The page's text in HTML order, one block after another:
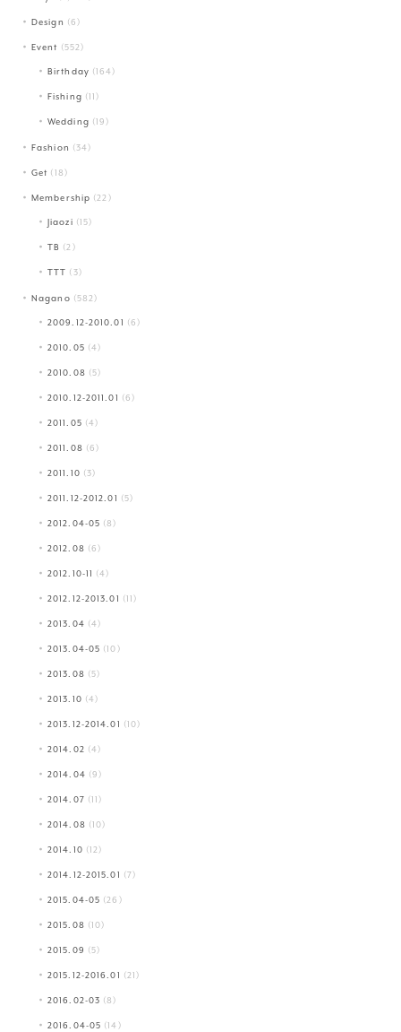
Design (6)
Event (552)
Birthday (164)
Fishing (11)
Wedding (19)
Fashion (34)
Get (18)
Membership (22)
Jiaozi (15)
TB (2)
TTT (3)
Nagano (582)
2009.12-2010.01 (6)
2010.05 (4)
2010.08 (5)
2010.12-2011.01 (6)
2011.05 (4)
2011.08 (6)
2011.10 (3)
2011.12-2012.01 (5)
2012.04-05 (8)
2012.08 (6)
2012.10-11 (4)
2012.12-2013.01 (11)
2013.04 (4)
2013.04-05 (10)
2013.08 (5)
2013.10 (4)
2013.12-2014.01 (10)
2014.02 (4)
2014.04 (9)
2014.07 (11)
2014.08 (10)
2014.10 (12)
2014.12-2015.01 (7)
2015.04-05 (26)
2015.08 (10)
2015.09 (5)
2015.12-2016.01 (21)
2016.02-03 (8)
2016.04-05 (14)